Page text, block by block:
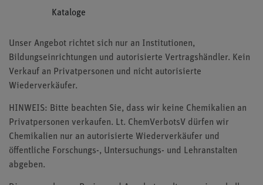
Kataloge
Unser Angebot richtet sich nur an Institutionen,
Bildungseinrichtungen und autorisierte Vertragshändler. Kein
Verkauf an Privatpersonen und nicht autorisierte
Wiederverkäufer.
HINWEIS: Bitte beachten Sie, dass wir keine Chemikalien an
Privatpersonen verkaufen. Lt. ChemVerbotsV dürfen wir
Chemikalien nur an autorisierte Wiederverkäufer und
öffentliche Forschungs-, Untersuchungs- und Lehranstalten
abgeben.